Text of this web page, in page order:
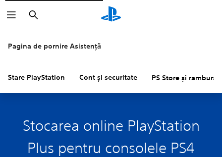
Pagina de pornire Asistență
Stare PlayStation Cont și securitate PS Store și
Stocarea online PlayStation
Plus pentru consolele PS4